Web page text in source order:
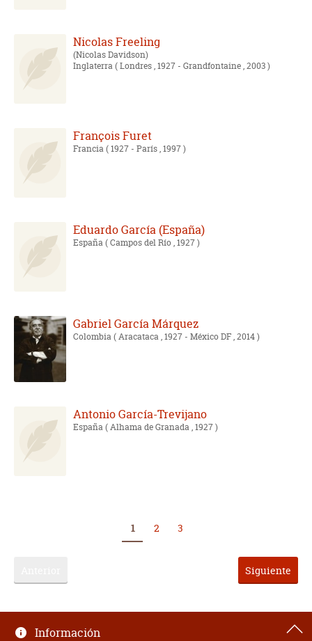
Nicolas Freeling
Nicolas Davidson
Inglaterra( Londres , 1927 - Grandfontaine , 2003 )
François Furet
Francia( 1927 - París , 1997 )
Eduardo García (España)
España( Campos del Río , 1927 )
Gabriel García Márquez
Colombia( Aracataca , 1927 - México DF , 2014 )
Antonio García-Trevijano
España( Alhama de Granada , 1927 )
1 2 3
Siguiente
Información